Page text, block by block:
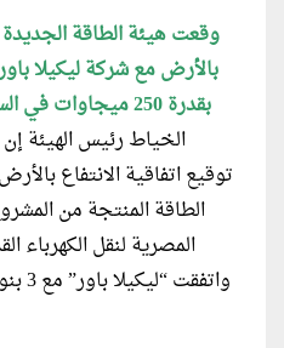
وقعت هيئة الطاقة الجديدة
بالأرض مع شركة ليكيلا
بقدرة 250 ميجاوات في السويس،
الخياط رئيس الهيئة
الطاقة المنتجة من
المصرية لنقل الكهرباء